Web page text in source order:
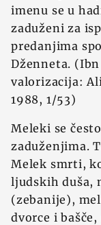
imenu se u
zaduženi za
predanjima
Dženneta.
valorizacija:
1988, 1/53)
Meleki se
zaduženjima.
Melek smrti,
ljudskih duša,
(zebanije),
dvorce i